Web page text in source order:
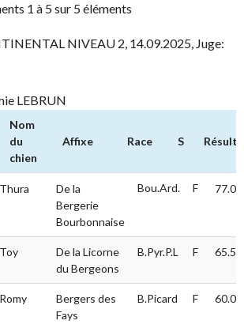
1 à 5 sur 5 éléments
NIVEAU 2, 14.09.2025, Juge:
LEBRUN
Nom
du
chien
Affixe Race S
Race S
Thura
De la
Bergerie
Bourbonnaise
Bou.Ard. F 77.0
Toy
De la Licorne
du Bergeons
B.Pyr.P.L F 65.5
Romy
Bergers des
Fays
B.Picard F 60.0